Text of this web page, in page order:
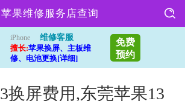
苹果维修服务店查询
iPhone
维修客服
擅长:苹果换屏、主板维
修、电池更换[详细]
免费
预约
换屏费用,东莞苹果13